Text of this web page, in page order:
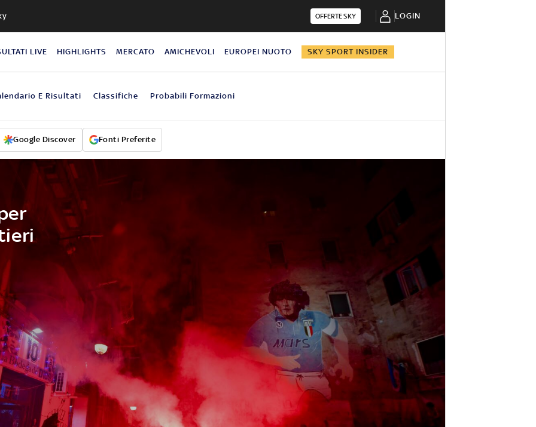
OFFERTE SKY LOGIN
LIVE HIGHLIGHTS MERCATO AMICHEVOLI EUROPEI NUOTO SKY SPORT INSIDER
E Risultati Classifiche Probabili Formazioni
Google Discover Fonti Preferite